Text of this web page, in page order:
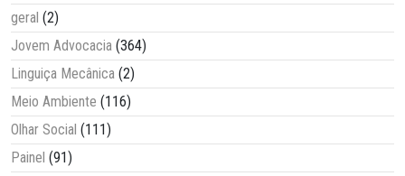
geral (2)
Jovem Advocacia (364)
Linguiça Mecânica (2)
Meio Ambiente (116)
Olhar Social (111)
Painel (91)